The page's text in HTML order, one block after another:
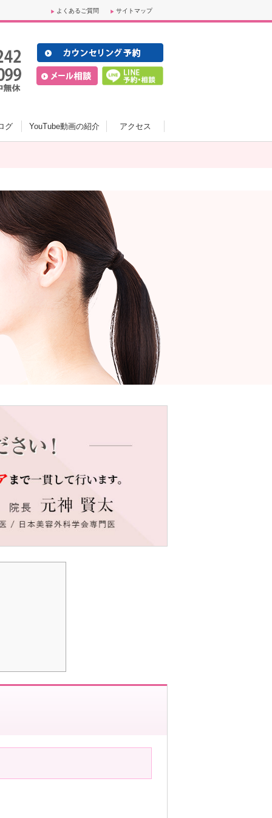
よくあるご質問 サイトマップ
グ YouTube動画の紹介 アクセス